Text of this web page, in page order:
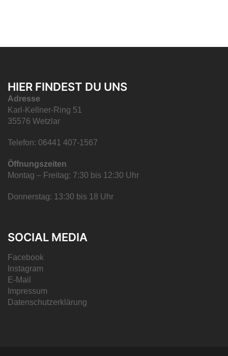
HIER FINDEST DU UNS
Adresse
Karl-Kellner-Ring 51
35576 Wetzlar
Telefon: 06441 407-1567
Öffnungszeiten
Montag – Freitag: 7:30 bis 12:30 Uhr
Donnerstag: 13:30 bis 18 Uhr
SOCIAL MEDIA
Facebook
Instagram
E-Mail
Impressum
Datenschutzerklärung